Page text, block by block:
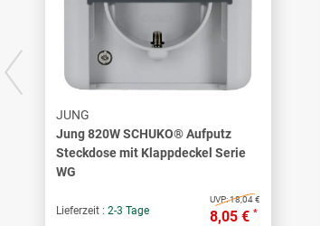
JUNG
Jung 820W SCHUKO® Aufputz
Steckdose mit Klappdeckel Serie
WG
Lieferzeit : 2-3 Tage
UVP:18,04 €
8,05 € *